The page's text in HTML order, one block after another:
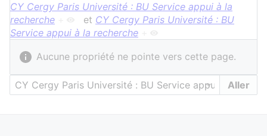
CY Cergy Paris Université : BU Service appui à la
recherche
et CY Cergy Paris Université : BU
Service appui à la recherche
Aucune propriété ne pointe vers cette page.